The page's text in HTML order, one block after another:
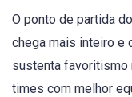
O ponto de partida
chega mais inteiro e
sustenta favoritismo
times com melhor